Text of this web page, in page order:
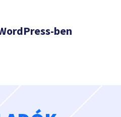
ben